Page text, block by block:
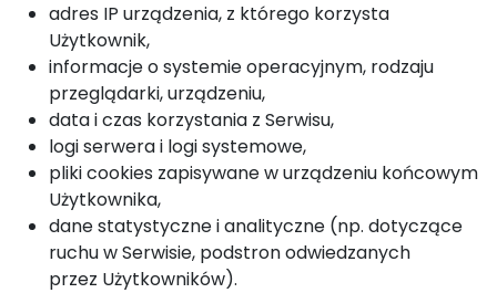
adres IP urządzenia, z którego korzysta
Użytkownik,
informacje o systemie operacyjnym, rodzaju
przeglądarki, urządzeniu,
data i czas korzystania z Serwisu,
logi serwera i logi systemowe,
pliki cookies zapisywane w urządzeniu końcowym
Użytkownika,
dane statystyczne i analityczne (np. dotyczące
ruchu w Serwisie, podstron odwiedzanych
przez Użytkowników).